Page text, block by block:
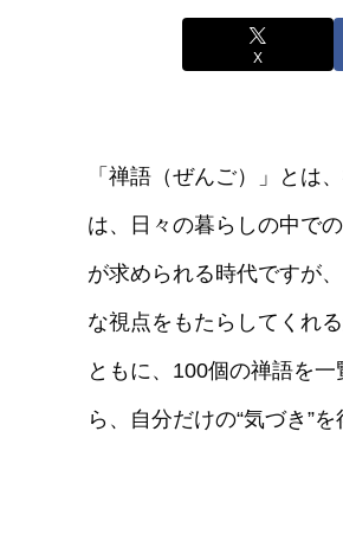
X
「禅語（ぜんご）」とは
は、日々の暮らしの中で
が求められる時代ですが
な視点をもたらしてくれ
ともに、100個の禅語を
ら、自分だけの“気づき”